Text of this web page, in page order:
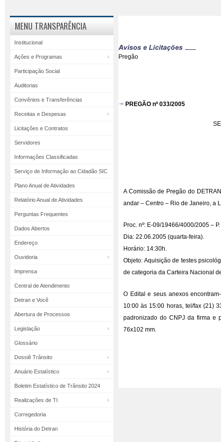
MENU TRANSPARÊNCIA
Institucional
Ações e Programas
Participação Social
Auditorias
Convênios e Transferências
Receitas e Despesas
Licitações e Contratos
Servidores
Informações Classificadas
Serviço de Informação ao Cidadão SIC
Plano Anual de Atividades
Relatório Anual de Atividades
Perguntas Frequentes
Dados Abertos
Endereço
Ouvidoria
Imprensa
Central de Atendimento
Detran e Você
Abertura de Processos
Legislação
Glossário
Dossiê Trânsito
Anuário Estatístico
Boletim Estatístico de Trânsito 2024
Realizações de TI
Corregedoria
História do Detran
Pregão
PREGÃO nº 033/2005
A Comissão de Pregão do
andar – Centro – Rio de Janeiro, a
Proc. nº: E-09/19466/4000/2005 –
Dia: 22.06.2005 (quarta-feira).
Horário: 14:30h.
Objeto: Aquisição de testes
de categoria da Carteira Nacional
O Edital e seus anexos
10:00 às 15:00 horas, tel/fax (21)
padronizado do CNPJ da firma e
76x102 mm.